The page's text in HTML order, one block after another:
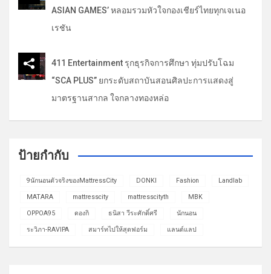
ASIAN GAMES’ หลอมรวมหัวใจกองเชียร์ไทยทุกเจเนอ
เรชัน
411 Entertainment รุกธุรกิจการศึกษา ทุ่มปรับโฉม
“SCA PLUS” ยกระดับสถาบันสอนศิลปะการแสดงสู่
มาตรฐานสากล ใจกลางทองหล่อ
ป้ายกำกับ
9นักนอนตัวจริงของMattressCity DONKI Fashion Landlab
MATARA mattresscity mattresscityth MBK
OPPOA95 ดองกิ ธนิสา วีระศักดิ์ศรี นักนอน
ระวิภา-RAVIPA สมาร์ทไปให้สุดฟอร์ม แลนด์แลป